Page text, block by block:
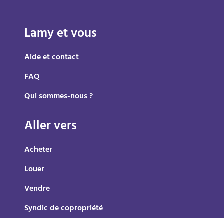
Lamy et vous
Aide et contact
FAQ
Qui sommes-nous ?
Aller vers
Acheter
Louer
Vendre
Syndic de copropriété